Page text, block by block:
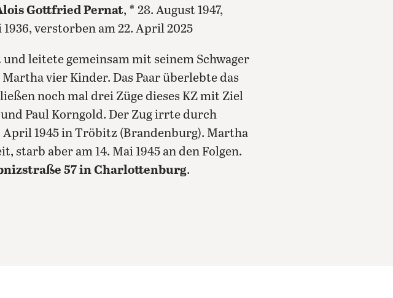
Gottfried Pernat, * 28. August 1947,
1936, verstorben am 22. April 2025
leitete gemeinsam mit seinem Schwager
vier Kinder. Das Paar überlebte das
noch mal drei Züge dieses KZ mit Ziel
Paul Korngold. Der Zug irrte durch
April 1945 in Tröbitz (Brandenburg). Martha
starb aber am 14. Mai 1945 an den Folgen.
57 in Charlottenburg.